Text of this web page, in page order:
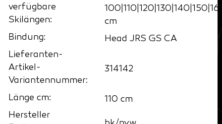
verfügbare
Skilängen:
cm
Bindung:
Head JRS GS CA
Lieferanten-
Artikel-
Variantennummer:
314142
Länge cm:
110 cm
Hersteller